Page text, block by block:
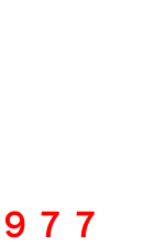
７７